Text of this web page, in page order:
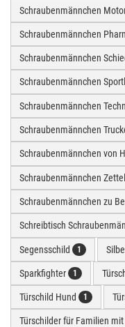
Schraubenmännchen
Schraubenmännchen
Schraubenmännchen
Schraubenmännchen
Schraubenmännchen
Schraubenmännchen
Schraubenmännchen von
Schraubenmännchen
Schraubenmännchen zu
Schreibtisch
Segensschild 1
Sparkfighter 1
Türschild Hund 1
Türschilder für Familien